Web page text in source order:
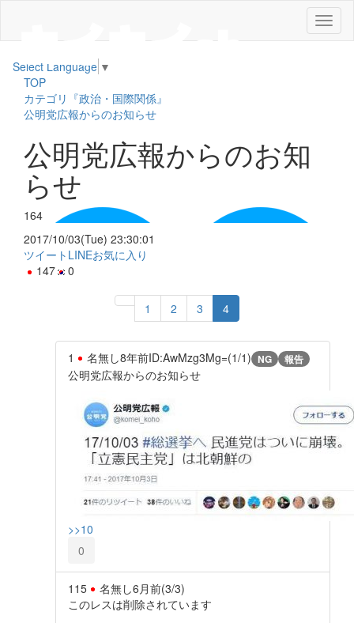
メ
ニ
Select Language ▼
TOP
カテゴリ『政治・国際関係』
公明党広報からのお知らせ
公明党広報からのお知
らせ
164
2017/10/03(Tue) 23:30:01
ツイート LINEお気に入り
147
0
1 2 3 4
1 名無し8年前ID:AwMzg3Mg=(1/1) NG 報告
公明党広報からのお知らせ
>>10
0
115 名無し6月前(3/3)
このレスは削除されています